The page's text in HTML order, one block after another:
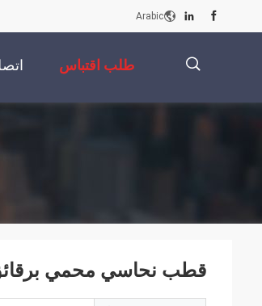
Arabic
طلب اقتباس
قطب نحاسي محمي برقائق نحاسية سمك